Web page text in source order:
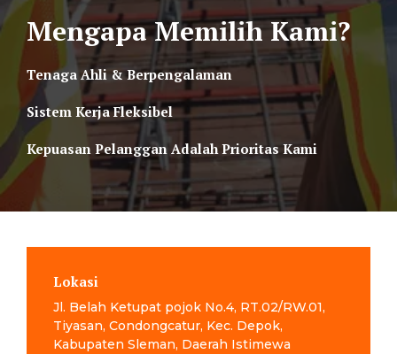
Mengapa Memilih Kami?
Tenaga Ahli & Berpengalaman
Sistem Kerja Fleksibel
Kepuasan Pelanggan Adalah Prioritas Kami
Lokasi
Jl. Belah Ketupat pojok No.4, RT.02/RW.01,
Tiyasan, Condongcatur, Kec. Depok,
Kabupaten Sleman, Daerah Istimewa